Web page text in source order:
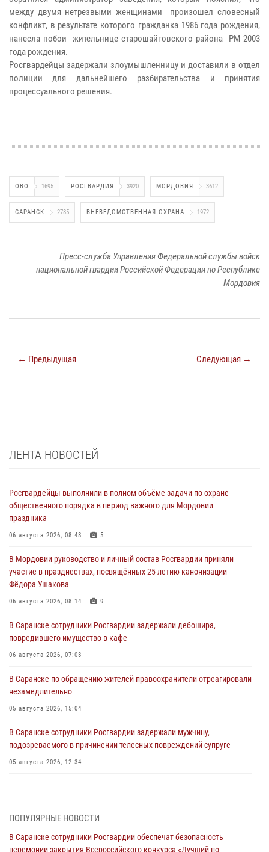
между двумя нетрезвыми женщинами произошел словесный
конфликт, в результате которого гражданка 1986 года рождения,
нанесла побои жительнице старошайговского района РМ 2003
года рождения.
Росгвардейцы задержали злоумышленницу и доставили в отдел
полиции для дальнейшего разбирательства и принятия
процессуального решения.
ОВО 1695 РОСГВАРДИЯ 3920 МОРДОВИЯ 3612
САРАНСК 2785 ВНЕВЕДОМСТВЕННАЯ ОХРАНА 1972
Пресс-служба Управления Федеральной службы войск
национальной гвардии Российской Федерации по Республике
Мордовия
← Предыдущая Следующая →
ЛЕНТА НОВОСТЕЙ
Росгвардейцы выполнили в полном объёме задачи по охране
общественного порядка в период важного для Мордовии
праздника
06 августа 2026, 08:48 5
В Мордовии руководство и личный состав Росгвардии приняли
участие в празднествах, посвящённых 25-летию канонизации
Фёдора Ушакова
06 августа 2026, 08:14 9
В Саранске сотрудники Росгвардии задержали дебошира,
повредившего имущество в кафе
06 августа 2026, 07:03
В Саранске по обращению жителей правоохранители отреагировали
незамедлительно
05 августа 2026, 15:04
В Саранске сотрудники Росгвардии задержали мужчину,
подозреваемого в причинении телесных повреждений супруге
05 августа 2026, 12:34
05 августа 2026, 09:04 4
Помощь из Мордовии защитникам Отечества: центр лицензионно-
ПОПУЛЯРНЫЕ НОВОСТИ
В Саранске сотрудники Росгвардии обеспечат безопасность
церемонии закрытия Всероссийского конкурса «Лучший по